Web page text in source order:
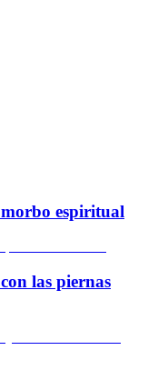
espiritual
las piernas